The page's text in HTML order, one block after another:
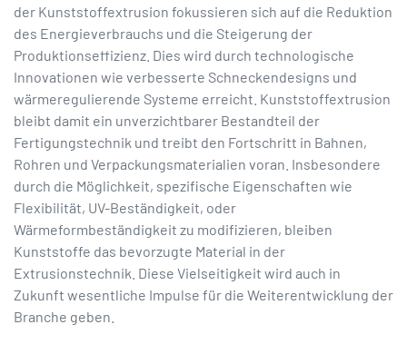
der Kunststoffextrusion fokussieren sich auf die Reduktion
des Energieverbrauchs und die Steigerung der
Produktionseffizienz. Dies wird durch technologische
Innovationen wie verbesserte Schneckendesigns und
wärmeregulierende Systeme erreicht. Kunststoffextrusion
bleibt damit ein unverzichtbarer Bestandteil der
Fertigungstechnik und treibt den Fortschritt in Bahnen,
Rohren und Verpackungsmaterialien voran. Insbesondere
durch die Möglichkeit, spezifische Eigenschaften wie
Flexibilität, UV-Beständigkeit, oder
Wärmeformbeständigkeit zu modifizieren, bleiben
Kunststoffe das bevorzugte Material in der
Extrusionstechnik. Diese Vielseitigkeit wird auch in
Zukunft wesentliche Impulse für die Weiterentwicklung der
Branche geben.